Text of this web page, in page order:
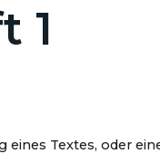
1
eines Textes, oder